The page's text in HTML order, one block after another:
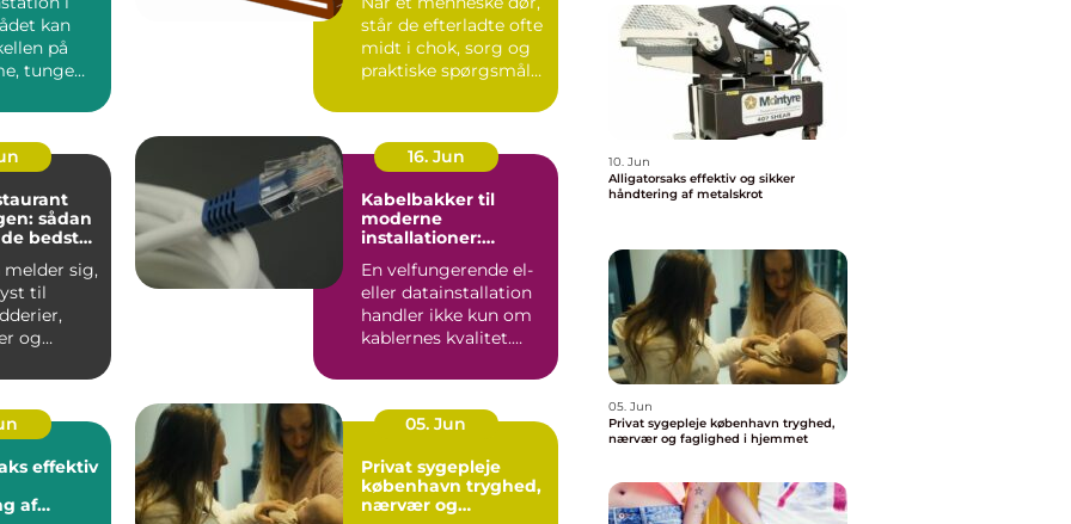
kan
på
tunge
står de efterladte ofte
midt i chok, sorg og
praktiske spørgsmål
sådan
bedste
i
melder sig,
til
og
16. Jun
Kabelbakker til
moderne
installationer:
anvendelse
En velfungerende el-
eller datainstallation
handler ikke kun om
kablernes kvalitet.
af
05. Jun
Privat sygepleje
københavn tryghed,
nærvær og
10. Jun
Alligatorsaks effektiv og sikker
håndtering af metalskrot
05. Jun
Privat sygepleje københavn tryghed,
nærvær og faglighed i hjemmet